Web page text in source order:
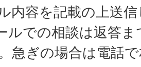
内容を記載の上送
ルでの相談は返答
急ぎの場合は電話